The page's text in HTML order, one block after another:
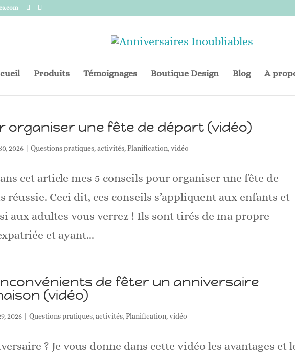
Produits Témoignages Boutique Design Blog A
organiser une fête de départ (vidéo)
2026 |Questions pratiques,activités,Planification,vidéo
cet article mes 5 conseils pour organiser une fête de
réussie. Ceci dit, ces conseils s’appliquent aux enfants et
aux adultes vous verrez ! Ils sont tirés de ma propre
et ayant...
de fêter un anniversaire
(vidéo)
2026 |Questions pratiques,activités,Planification,vidéo
? Je vous donne dans cette vidéo les avantages et